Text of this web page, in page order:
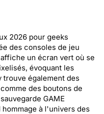
2026 pour geeks
des consoles de jeu
un écran vert où se
évoquant les
trouve également des
des boutons de
GAME
hommage à l'univers des